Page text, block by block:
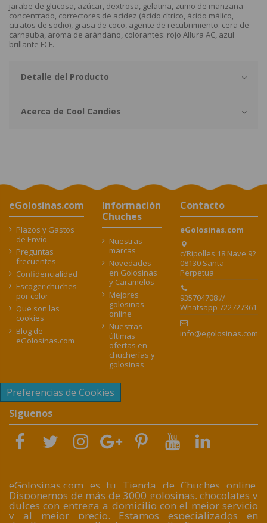
jarabe de glucosa, azúcar, dextrosa, gelatina, zumo de manzana
concentrado, correctores de acidez (ácido cítrico, ácido málico,
citratos de sodio), grasa de coco, agente de recubrimiento: cera de
carnauba, aroma de arándano, colorantes: rojo Allura AC, azul
brillante FCF.
Detalle del Producto
Acerca de Cool Candies
eGolosinas.com
Plazos y Gastos
de Envío
Preguntas
frecuentes
Confidencialidad
Escoger chuches
por color
Que son las
cookies
Blog de
eGolosinas.com
Información
Chuches
Nuestras
marcas
Novedades
en Golosinas
y Caramelos
Mejores
golosinas
online
Nuestras
últimas
ofertas en
chucherías y
golosinas
Contacto
eGolosinas.com
c/Ripolles 18 Nave 92
08130 Santa
Perpetua
935704708 //
Whatsapp 722727361
info@egolosinas.com
Preferencias de Cookies
Síguenos
eGolosinas.com es tu Tienda de Chuches online.
Disponemos de más de 3000 golosinas, chocolates y
dulces con entrega a domicilio con el mejor servicio
y al mejor precio. Estamos especializados en